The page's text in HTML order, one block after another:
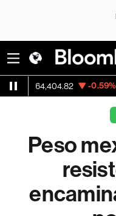
-0.59% ETH/USD
Peso